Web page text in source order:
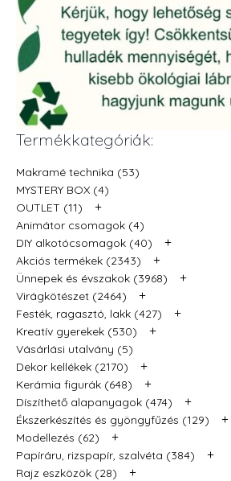
Termékkategóriák:
Makramé technika (53)
MYSTERY BOX (4)
OUTLET (11)
+
Animátor csomagok (4)
DIY alkotócsomagok (40)
+
Akciós termékek (2343) +
Ünnepek és évszakok (3968) +
Virágkötészet (2464) +
Festék, ragasztó, lakk (427) +
Kreatív gyerekek (530) +
Vásárlási utalvány (5)
Dekor kellékek (2170)
+
Kerámia figurák (648) +
Díszíthető alapanyagok (474) +
Ékszerkészítés és gyöngyfűzés (129) +
Modellezés (62) +
Papíráru, rizspapír, szalvéta (384) +
Rajz eszközök (28) +